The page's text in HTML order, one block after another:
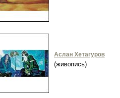
Аслан Хетагуров
(живопись)